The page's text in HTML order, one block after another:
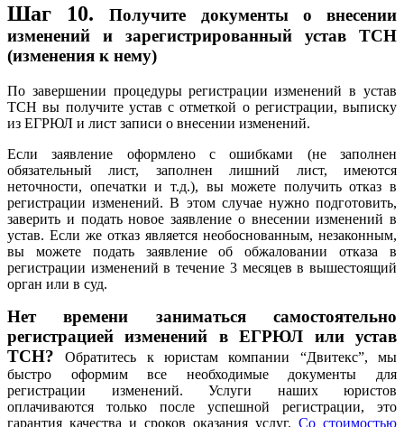
Шаг 10.
Получите документы о внесении
изменений и зарегистрированный устав ТСН
(изменения к нему)
По завершении процедуры регистрации изменений в устав
ТСН вы получите устав с отметкой о регистрации, выписку
из ЕГРЮЛ и лист записи о внесении изменений.
Если заявление оформлено с ошибками (не заполнен
обязательный лист, заполнен лишний лист, имеются
неточности, опечатки и т.д.), вы можете получить отказ в
регистрации изменений. В этом случае нужно подготовить,
заверить и подать новое заявление о внесении изменений в
устав. Если же отказ является необоснованным, незаконным,
вы можете подать заявление об обжаловании отказа в
регистрации изменений в течение 3 месяцев в вышестоящий
орган или в суд.
Нет времени заниматься самостоятельно
регистрацией изменений в ЕГРЮЛ или устав
ТСН?Обратитесь к юристам компании “Двитекс”, мы
быстро оформим все необходимые документы для
регистрации изменений. Услуги наших юристов
оплачиваются только после успешной регистрации, это
гарантия качества и сроков оказания услуг. Со стоимостью